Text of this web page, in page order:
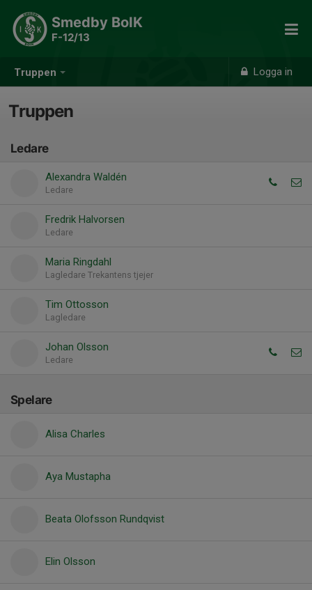
Truppen Logga in
Smedby BoIK
F-12/13
Truppen
Ledare
Alexandra Waldén
Ledare
Fredrik Halvorsen
Ledare
Maria Ringdahl
Lagledare Trekantens tjejer
Tim Ottosson
Lagledare
Johan Olsson
Ledare
Spelare
Alisa Charles
Aya Mustapha
Beata Olofsson Rundqvist
Elin Olsson